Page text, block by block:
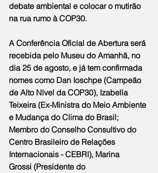
debate ambiental e colocar o mutirão
na rua rumo à COP30.
A Conferência Oficial de Abertura será
recebida pelo Museu do Amanhã, no
dia 25 de agosto, e já tem confirmada
nomes como Dan Ioschpe (Campeão
de Alto Nível da COP30), Izabella
Teixeira (Ex-Ministra do Meio Ambiente
e Mudança do Clima do Brasil;
Membro do Conselho Consultivo do
Centro Brasileiro de Relações
Internacionais - CEBRI), Marina
Grossi (Presidente do